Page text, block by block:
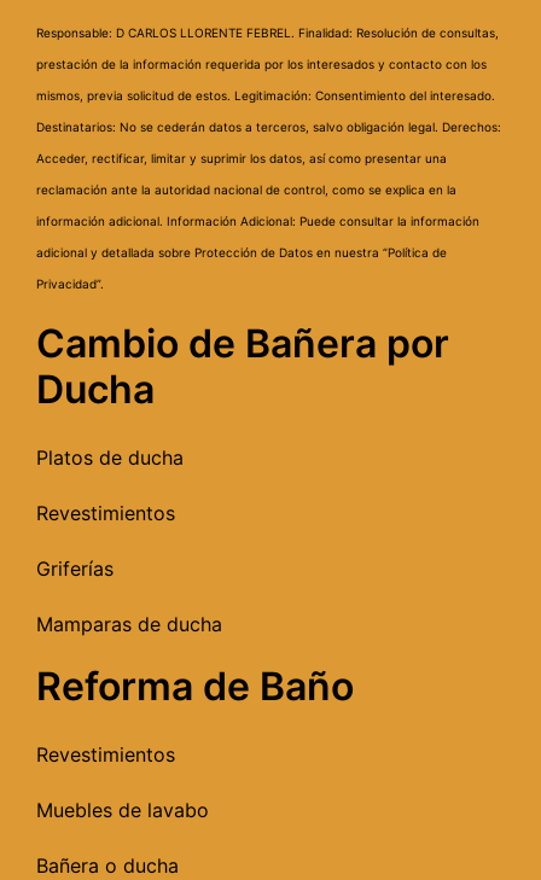
Responsable: D CARLOS LLORENTE FEBREL. Finalidad: Resolución de consultas,
prestación de la información requerida por los interesados y contacto con los
mismos, previa solicitud de estos. Legitimación: Consentimiento del interesado.
Destinatarios: No se cederán datos a terceros, salvo obligación legal. Derechos:
Acceder, rectificar, limitar y suprimir los datos, así como presentar una
reclamación ante la autoridad nacional de control, como se explica en la
información adicional. Información Adicional: Puede consultar la información
adicional y detallada sobre Protección de Datos en nuestra “Política de
Privacidad”.
Cambio de Bañera por
Ducha
Platos de ducha
Revestimientos
Griferías
Mamparas de ducha
Reforma de Baño
Revestimientos
Muebles de lavabo
Bañera o ducha